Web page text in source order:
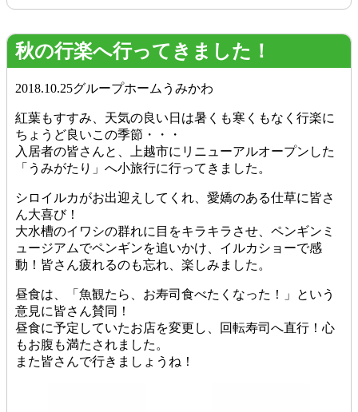
秋の行楽へ行ってきました！
2018.10.25グループホームうみかわ
紅葉もすすみ、天気の良い日は暑くも寒くもなく行楽に
ちょうど良いこの季節・・・
入居者の皆さんと、上越市にリニューアルオープンした
「うみがたり」へ小旅行に行ってきました。
シロイルカがお出迎えしてくれ、愛嬌のある仕草に皆さ
ん大喜び！
大水槽のイワシの群れに目をキラキラさせ、ペンギンミ
ュージアムでペンギンを追いかけ、イルカショーで感
動！皆さん疲れるのも忘れ、楽しみました。
昼食は、「魚観たら、お寿司食べたくなった！」という
意見に皆さん賛同！
昼食に予定していたお店を変更し、回転寿司へ直行！心
もお腹も満たされました。
また皆さんで行きましょうね！